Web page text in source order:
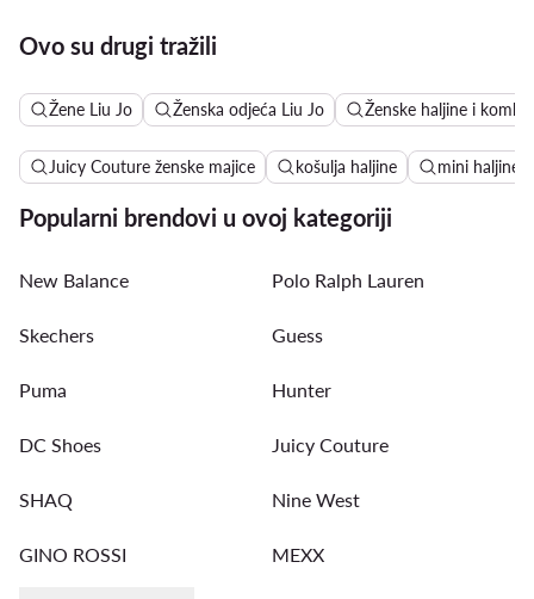
Ovo su drugi tražili
Žene Liu Jo Ženska odjeća Liu Jo Ženske haljine i
Juicy Couture ženske majice košulja haljine mini haljine
Popularni brendovi u ovoj kategoriji
New Balance Polo Ralph Lauren
Skechers Guess
Puma Hunter
DC Shoes Juicy Couture
SHAQ Nine West
GINO ROSSI MEXX